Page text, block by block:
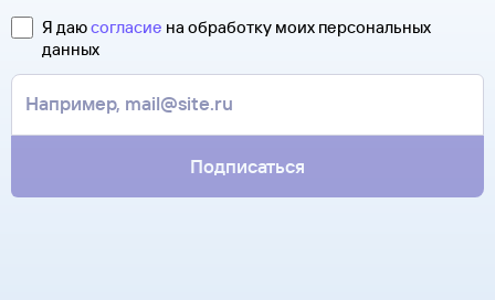
Она может пригодиться на паспортном контроле
за границей, хотя для посадки в самолет вам понадобится
только паспорт.
билет. Вы можете связаться с ним напрямую.
Я даюсогласие на обработку моих персональных
данных
Подписаться